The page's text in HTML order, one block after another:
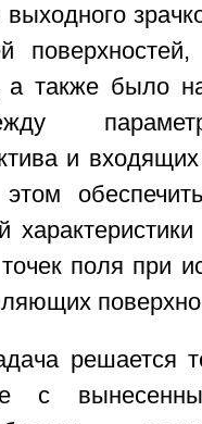
поверхностей,
а также было
и
поля при
решается
с